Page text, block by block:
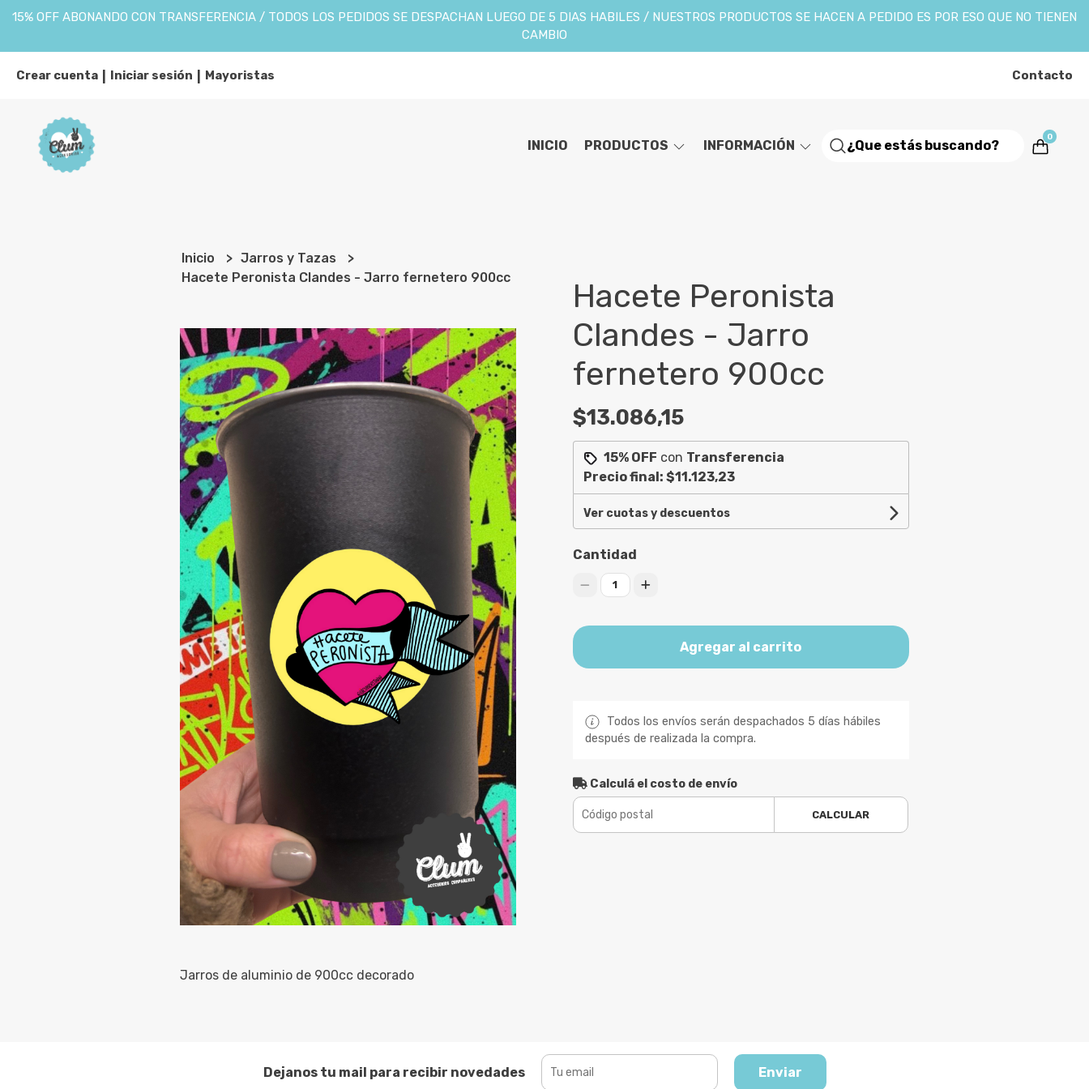
15% OFF ABONANDO CON TRANSFERENCIA / TODOS LOS PEDIDOS SE DESPACHAN LUEGO DE 5 DIAS HABILES / NUESTROS PRODUCTOS SE HACEN A PEDIDO ES POR ESO QUE NO TIENEN
CAMBIO
Crear cuenta Iniciar sesión Mayoristas Contacto
INICIO PRODUCTOS INFORMACIÓN
0
Inicio
Jarros y Tazas
Hacete Peronista Clandes - Jarro fernetero 900cc
Jarros de aluminio de 900cc decorado
Hacete Peronista
Clandes - Jarro
fernetero 900cc
$13.086,15
15% OFF con Transferencia
Precio final: $11.123,23
Ver cuotas y descuentos
Cantidad
1
Agregar al carrito
Todos los envíos serán despachados 5 días hábiles
después de realizada la compra.
Calculá el costo de envío
CALCULAR
Dejanos tu mail para recibir novedades Enviar